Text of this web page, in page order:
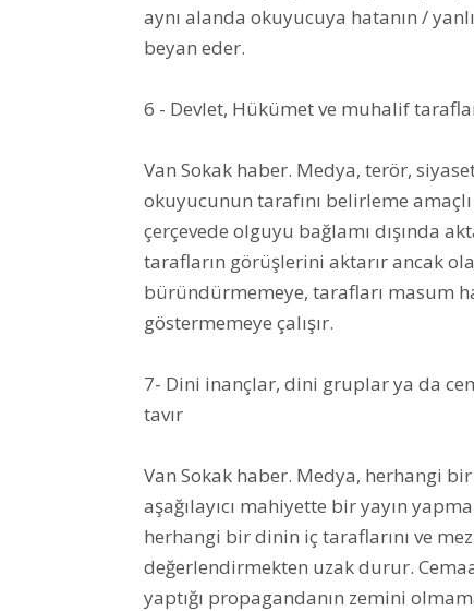
aynı alanda okuyucuya hatanın /
beyan eder.
6 - Devlet, Hükümet ve muhalif
Van Sokak haber. Medya, terör,
okuyucunun tarafını belirleme
çerçevede olguyu bağlamı dışında
tarafların görüşlerini aktarır ancak
büründürmemeye, tarafları masum
göstermemeye çalışır.
7- Dini inançlar, dini gruplar ya da
tavır
Van Sokak haber. Medya, herhangi
aşağılayıcı mahiyette bir yayın
herhangi bir dinin iç taraflarını ve
değerlendirmekten uzak durur.
yaptığı propagandanın zemini